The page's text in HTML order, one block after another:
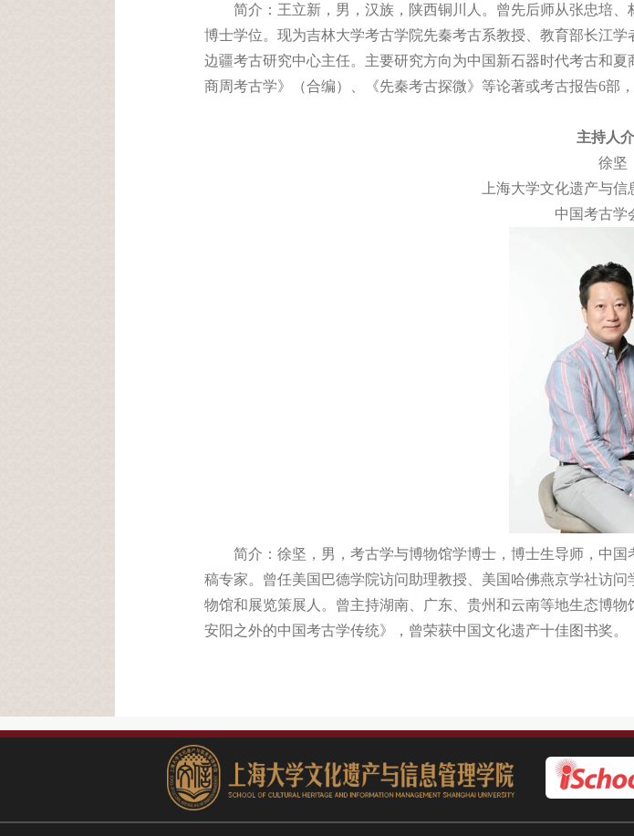
简介：王立新，男，汉族，陕西铜川人。曾先后师从张忠培、
博士学位。现为吉林大学考古学院先秦考古系教授、教育部长江学
边疆考古研究中心主任。主要研究方向为中国新石器时代考古和
商周考古学》（合编）、《先秦考古探微》等论著或考古报告6部
主持人
徐坚
上海大学文化遗产与
中国考古学
简介：徐坚，男，考古学与博物馆学博士，博士生导师，中
稿专家。曾任美国巴德学院访问助理教授、美国哈佛燕京学社访
物馆和展览策展人。曾主持湖南、广东、贵州和云南等地生态博
安阳之外的中国考古学传统》，曾荣获中国文化遗产十佳图书奖。